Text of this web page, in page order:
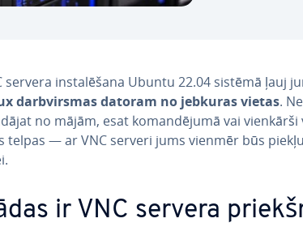
servera in­sta­lē­ša­na Ubuntu 22.04 sistēmā ļauj
darbvir­smas datoram no jebkuras vietas.
no mājām, esat ko­man­dē­ju­mā vai
telpas — ar VNC serveri jums vienmēr būs
ir VNC servera